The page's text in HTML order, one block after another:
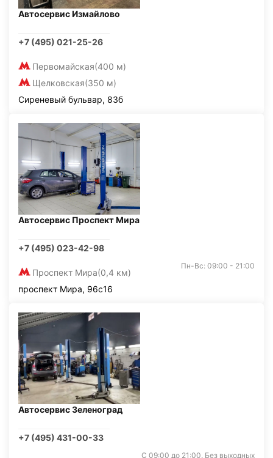
Автосервис Измайлово
+7 (495) 021-25-26
Первомайская(400 м)
Щелковская(350 м)
Сиреневый бульвар, 83б
Автосервис Проспект Мира
+7 (495) 023-42-98
Проспект Мира(0,4 км)
Пн-Вс: 09:00 - 21:00
проспект Мира, 96с16
Автосервис Зеленоград
+7 (495) 431-00-33
С 09:00 до 21:00. Без выходных